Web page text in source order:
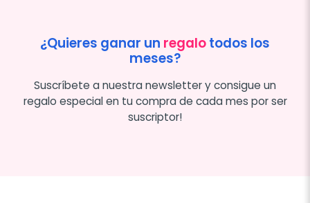
¿Quieres ganar un regalotodos los
meses?
Suscríbete a nuestra newsletter y consigue un
regalo especial en tu compra de cada mes por ser
suscriptor!